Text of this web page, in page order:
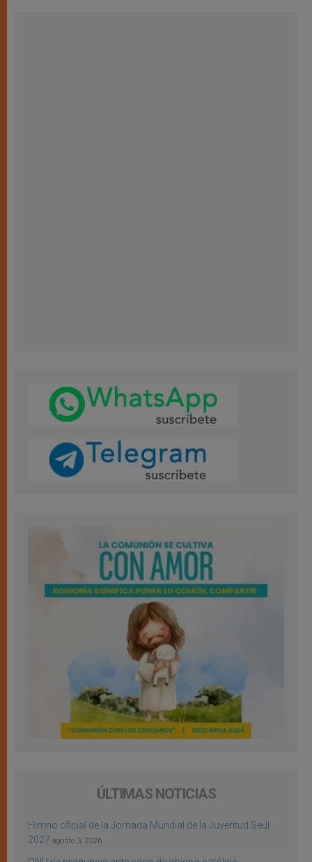
ÚLTIMAS NOTICIAS
Himno oficial de la Jornada Mundial de la Juventud Seúl
2027 agosto 3, 2026